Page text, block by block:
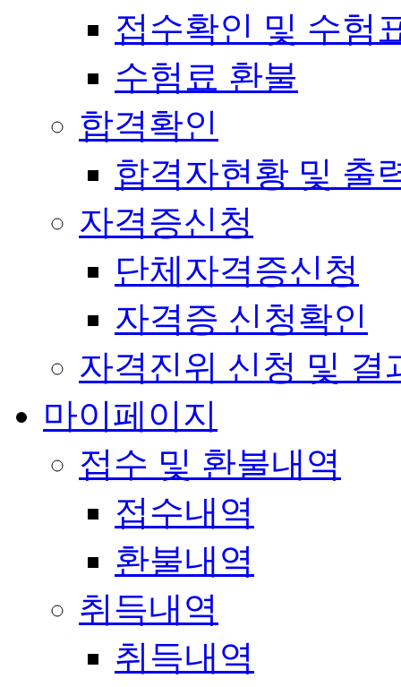
접수확인 및 수험
수험료 환불
합격확인
합격자현황 및 출
자격증신청
단체자격증신청
자격증 신청확인
자격진위 신청 및 결
마이페이지
접수 및 환불내역
접수내역
환불내역
취득내역
취득내역